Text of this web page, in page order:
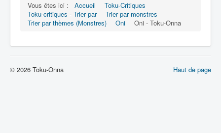
Vous êtes ici : Accueil
Toku-Critiques
Toku-critiques - Trier par
Trier par monstres
Trier par thèmes (Monstres)
Oni Oni - Toku-Onna
Haut de page
© 2026 Toku-Onna